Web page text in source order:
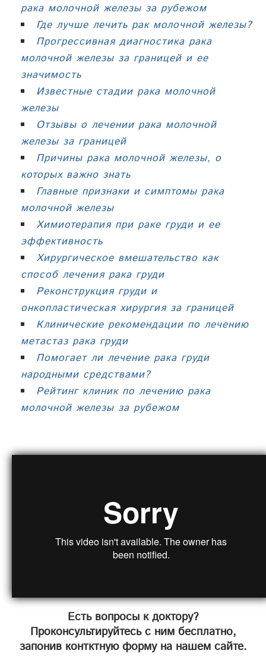
рака молочной железы за рубежом
Где лучше лечить рак молочной железы?
Прогрессивная диагностика рака
молочной железы за границей и ее
значимость
Известные стадии рака молочной
железы
Отзывы о лечении рака молочной
железы за границей
Причины рака молочной железы, о
которых важно знать
Главные признаки и симптомы рака
молочной железы
Химиотерапия при раке груди и ее
эффективность
Хирургическое вмешательство как
способ лечения рака груди
Реконструкция груди и
онкопластическая хирургия за границей
Клинические рекомендации по лечению
метастаз рака груди
Помогает ли лечение рака груди
народными средствами?
Рейтинг клиник по лечению рака
молочной железы за рубежом
Есть вопросы к доктору?
Проконсультируйтесь с ним бесплатно,
запонив контктную форму на нашем сайте.